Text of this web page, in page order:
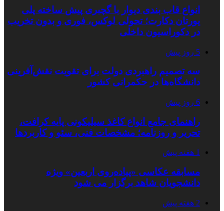
انواع قاب بندی دیوار با گچبری پیش ساخته پلی
یورتان دکارت؛ تحولی لوکس، فوری و بدون تخریب
در دکوراسیون داخلی
5 روز پیش
سه تصمیم راهبردی دولت برای تقویت نقش‌آفرینی
دانشگاه‌ها در حکمرانی کشور
6 روز پیش
راهنمای جامع انواع کاغذ سیلیکونی پایه کرافت،
تحریر و روزنامه؛ مشخصات فنی، سئو و کاربردها
1 هفته پیش
مسابقه عکاسی «پیاده‌روی اربعین» ویژه
دانشجویان شاهد برگزار می شود
2 هفته پیش